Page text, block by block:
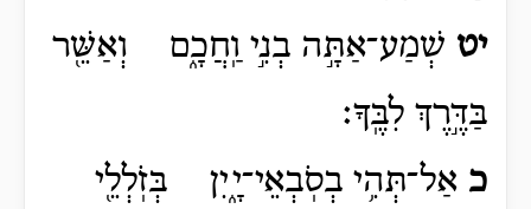
יט שְׁמַע־אַתָּ֣ה בְנִ֣י וַֽחֲכָ֑ם וְאַשֵּׁ֖ר
בַּדֶּ֣רֶךְ לִבֶּֽךָ׃
כ אַל־תְּהִ֥י בְסֹֽבְאֵי־יָ֑יִן בְּזֹֽלְלֵ֖י